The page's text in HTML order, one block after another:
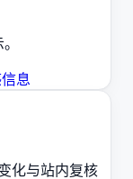
息
化与站内复核